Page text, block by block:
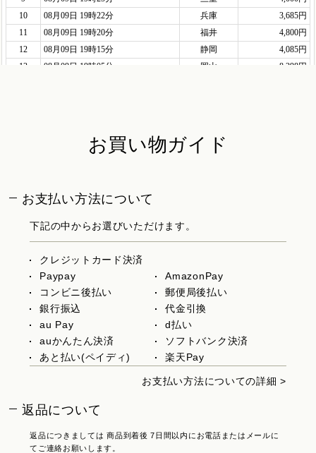
お買い物ガイド
お支払い方法について
下記の中からお選びいただけます。
クレジットカード決済
Paypay
AmazonPay
コンビニ後払い
郵便局後払い
銀行振込
代金引換
au Pay
d払い
auかんたん決済
ソフトバンク決済
あと払い(ペイディ)
楽天Pay
お支払い方法についての詳細 >
返品について
返品につきましては 商品到着後 7日間以内にお電話またはメールに
てご連絡お願いします。